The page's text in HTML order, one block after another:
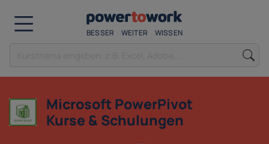
BESSER WEITER WISSEN
Microsoft PowerPivot
Kurse & Schulungen